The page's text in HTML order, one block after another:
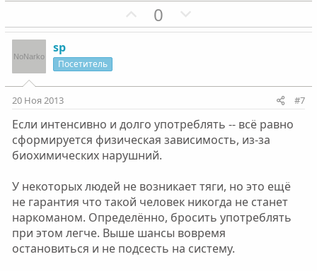
П
о
т
н
ы
й
г
о
л
о
с
0
е
т
в
н
ы
г
о
л
о
с
sp
Посетитель
20 Ноя 2013 #7
Если интенсивно и долго употреблять -- всё равно
сформируется физическая зависимость, из-за
биохимических нарушний.
У некоторых людей не возникает тяги, но это ещё
не гарантия что такой человек никогда не станет
наркоманом. Определённо, бросить употреблять
при этом легче. Выше шансы вовремя
остановиться и не подсесть на систему.